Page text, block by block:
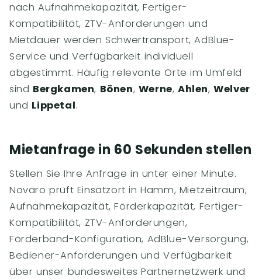
nach Aufnahmekapazität, Fertiger-
Kompatibilität, ZTV-Anforderungen und
Mietdauer werden Schwertransport, AdBlue-
Service und Verfügbarkeit individuell
abgestimmt. Häufig relevante Orte im Umfeld
sind Bergkamen, Bönen, Werne,Ahlen,Welver
und Lippetal.
Mietanfrage in 60 Sekunden stellen
Stellen Sie Ihre Anfrage in unter einer Minute.
Novaro prüft Einsatzort in Hamm, Mietzeitraum,
Aufnahmekapazität, Förderkapazität, Fertiger-
Kompatibilität, ZTV-Anforderungen,
Förderband-Konfiguration, AdBlue-Versorgung,
Bediener-Anforderungen und Verfügbarkeit
über unser bundesweites Partnernetzwerk und